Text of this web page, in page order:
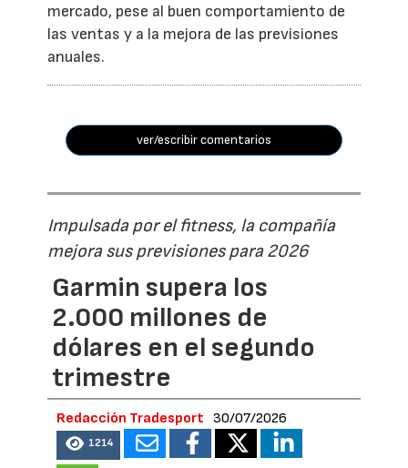
mercado, pese al buen comportamiento de
las ventas y a la mejora de las previsiones
anuales.
ver/escribir comentarios
Impulsada por el fitness, la compañía
mejora sus previsiones para 2026
Garmin supera los
2.000 millones de
dólares en el segundo
trimestre
Redacción Tradesport 30/07/2026
1214